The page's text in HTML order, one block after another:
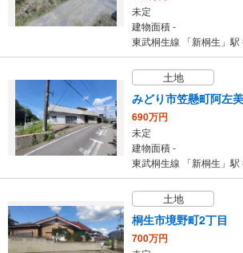
未定
建物面積 -
東武桐生線 「新桐生」
土地
みどり市笠懸町阿左美
690万円
未定
建物面積 -
東武桐生線 「新桐生」
土地
桐生市境野町2丁目
700万円